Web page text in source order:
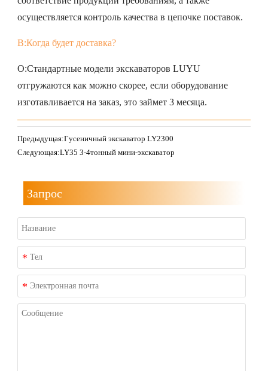
осуществляется контроль качества в цепочке поставок.
В:Когда будет доставка?
О:Стандартные модели экскаваторов LUYU
отгружаются как можно скорее, если оборудование
изготавливается на заказ, это займет 3 месяца.
Предыдущая:Гусеничный экскаватор LY2300
Следующая:LY35 3-4тонный мини-экскаватор
Запрос